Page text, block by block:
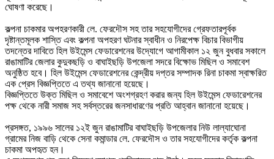
ঘোষণা করেছে।
কল্পনা চাকমার অপহরণকারী লে. ফেরদৌস সহ তার সহযোগীদের গ্রেফতারপূর্বক
দৃষ্টান্তমূলক শাস্তি এবং কল্পনা অপহরণ ঘটনার স্বাধীন ও নিরপেক্ষ বিচার বিভাগীয়
তদন্তের দাবিতে হিল উইমেন্স ফেডারেশনের উদ্যোগে আগামীকাল ১২ জুন বুধবার সকালে
রাঙামাটির জেলার কুদুকছড়ি ও বাঘাইছড়ি উপজেলা সদরে বিক্ষোভ মিছিল ও সমাবেশ
অনুষ্ঠিত হবে। হিল উইমেন্স ফেডারেশনের কেন্দ্রীয় দপ্তর সম্পাদক রিনা চাকমা স্বাক্ষরিত
এক প্রেস বিজ্ঞপ্তিতে এ তথ্য জানানো হয়েছে।
বিজ্ঞপ্তিতে উক্ত মিছিল ও সমাবেশে অংশগ্রহণ করার জন্য হিল উইমেন্স ফেডারেশনের
পক্ষথেকে নারী সমাজ সহ সর্বস্তরের জনসাধারণের প্রতি আহ্বান জানানো হয়েছে।
প্রসঙ্গত, ১৯৯৬ সালের ১২ই জুন রাঙামাটির বাঘাইছড়ি উপজেলার নিউ লাল্যাঘোনা
গ্রামের নিজ বাড়ি থেকে সেনা কমান্ডার লে. ফেরদৌস ও তার সহযোগীদের কর্তৃক কল্পনা
চাকমা অপহৃত হন।